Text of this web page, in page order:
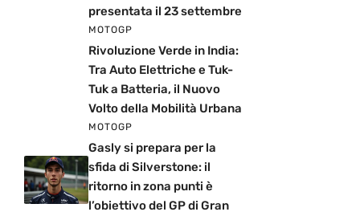
presentata il 23 settembre
MOTOGP
Rivoluzione Verde in India:
Tra Auto Elettriche e Tuk-
Tuk a Batteria, il Nuovo
Volto della Mobilità Urbana
MOTOGP
Gasly si prepara per la
sfida di Silverstone: il
ritorno in zona punti è
l’obiettivo del GP di Gran